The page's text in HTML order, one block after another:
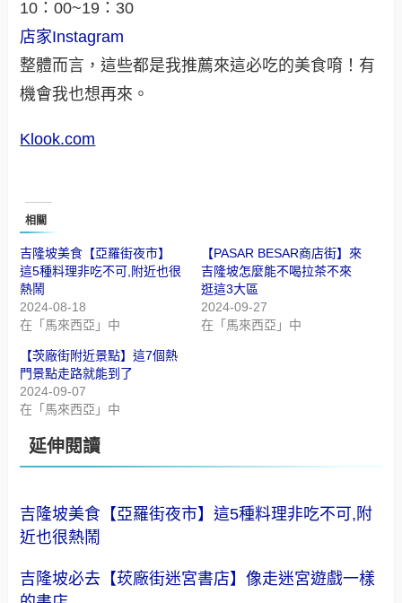
10：00~19：30
店家Instagram
整體而言，這些都是我推薦來這必吃的美食唷！有
機會我也想再來。
Klook.com
相關
吉隆坡美食【亞羅街夜市】
這5種料理非吃不可,附近也很
熱鬧
2024-08-18
在「馬來西亞」中
【PASAR BESAR商店街】來
吉隆坡怎麼能不喝拉茶不來
逛這3大區
2024-09-27
在「馬來西亞」中
【茨廠街附近景點】這7個熱
門景點走路就能到了
2024-09-07
在「馬來西亞」中
延伸閱讀
吉隆坡美食【亞羅街夜市】這5種料理非吃不可,附
近也很熱鬧
吉隆坡必去【莰廠街迷宮書店】像走迷宮遊戲一樣